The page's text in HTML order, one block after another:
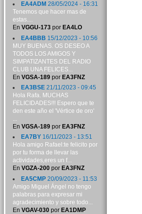
EA4ADM 28/05/2024 - 16:31
Tenemos que hacer mas de
estas....
En VGGU-173por EA4LO
EA4BBB 15/12/2023 - 10:56
MUY BUENAS. OS DESEO A
TODOS LOS AMIGOS Y
SIMPATIZANTES DEL RADIO
CLUB UNA FELICES...
En VGSA-189por EA3FNZ
EA3BSE21/11/2023 - 09:45
Hola Rafa. MUCHAS
FELICIDADES!!! Espero que te
den este año el 'Vértice de oro'
...
En VGSA-189por EA3FNZ
EA7BY16/11/2023 - 13:51
Hola amigo Rafael:te felicito por
por tu forma de llevar las
actividades,eres un f...
En VGZA-200por EA3FNZ
EA5CMP20/09/2023 - 11:53
Amigo Miguel Ángel no tengo
palabras para expresar mi
agradecimiento y sobre todo...
En VGAV-030por EA1DMP